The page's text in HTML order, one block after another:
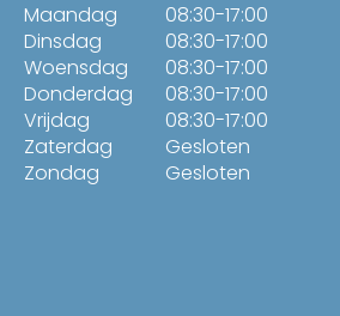
Maandag
Dinsdag
Woensdag
Donderdag
Vrijdag
Zaterdag
Zondag
08:30-17:00
08:30-17:00
08:30-17:00
08:30-17:00
08:30-17:00
Gesloten
Gesloten